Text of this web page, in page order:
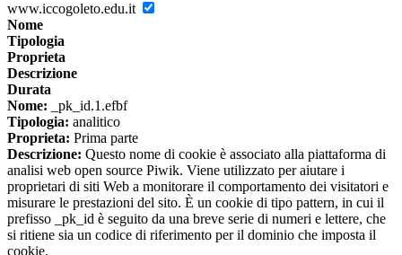
www.iccogoleto.edu.it
Nome
Tipologia
Proprieta
Descrizione
Durata
Nome: _pk_id.1.efbf
Tipologia: analitico
Proprieta: Prima parte
Descrizione: Questo nome di cookie è associato alla piattaforma di
analisi web open source Piwik. Viene utilizzato per aiutare i
proprietari di siti Web a monitorare il comportamento dei visitatori e
misurare le prestazioni del sito. È un cookie di tipo pattern, in cui il
prefisso _pk_id è seguito da una breve serie di numeri e lettere, che
si ritiene sia un codice di riferimento per il dominio che imposta il
cookie.